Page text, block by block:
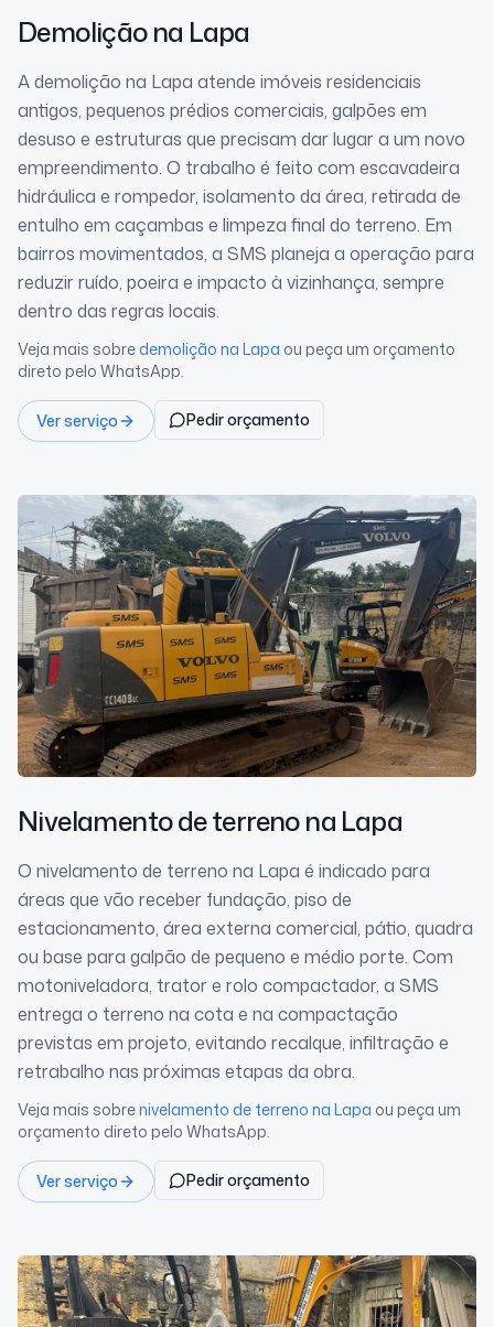
Demoliçãona Lapa
A demolição na Lapa atende imóveis residenciais
antigos, pequenos prédios comerciais, galpões em
desuso e estruturas que precisam dar lugar a um novo
empreendimento. O trabalho é feito com escavadeira
hidráulica e rompedor, isolamento da área, retirada de
entulho em caçambas e limpeza final do terreno. Em
bairros movimentados, a SMS planeja a operação para
reduzir ruído, poeira e impacto à vizinhança, sempre
dentro das regras locais.
Veja mais sobredemolição na Lapa ou peça um orçamento
direto pelo WhatsApp.
Ver serviço Pedir orçamento
Nivelamento de terrenona Lapa
O nivelamento de terreno na Lapa é indicado para
áreas que vão receber fundação, piso de
estacionamento, área externa comercial, pátio, quadra
ou base para galpão de pequeno e médio porte. Com
motoniveladora, trator e rolo compactador, a SMS
entrega o terreno na cota e na compactação
previstas em projeto, evitando recalque, infiltração e
retrabalho nas próximas etapas da obra.
Veja mais sobrenivelamento de terreno na Lapa ou peça um
orçamento direto pelo WhatsApp.
Ver serviço Pedir orçamento